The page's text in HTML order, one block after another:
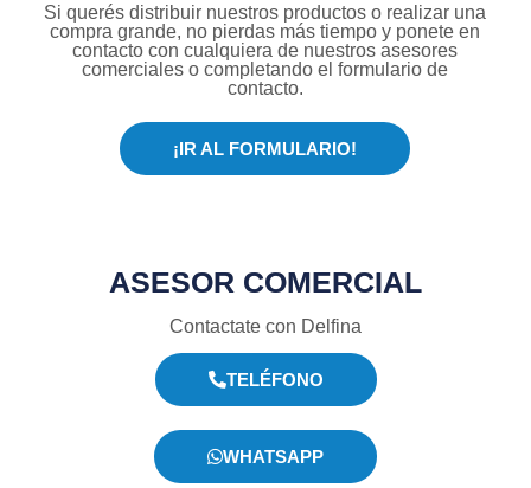
Si querés distribuir nuestros productos o realizar una
compra grande, no pierdas más tiempo y ponete en
contacto con cualquiera de nuestros asesores
comerciales o completando el formulario de
contacto.
¡IR AL FORMULARIO!
ASESOR COMERCIAL
Contactate con Delfina
TELÉFONO
WHATSAPP